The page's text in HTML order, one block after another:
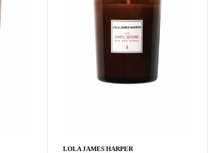
LOLA JAMES HARPER